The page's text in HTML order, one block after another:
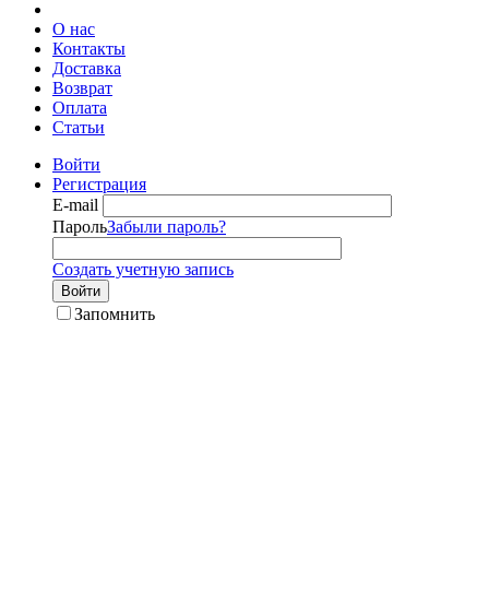
О нас
Контакты
Доставка
Возврат
Оплата
Статьи
Войти
Регистрация
E-mail
ПарольЗабыли пароль?
Создать учетную запись
Войти
Запомнить